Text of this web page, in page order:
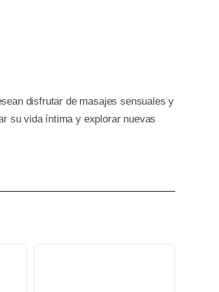
disfrutar de masajes sensuales y
su vida íntima y explorar nuevas